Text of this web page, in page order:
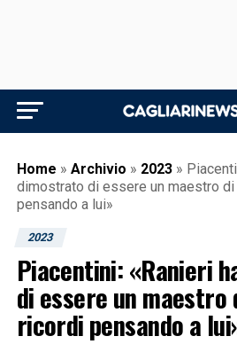
Home » Archivio » 2023 »
dimostrato di essere un maestro
pensando a lui»
2023
Piacentini: «Ranieri
di essere un maestro
ricordi pensando a